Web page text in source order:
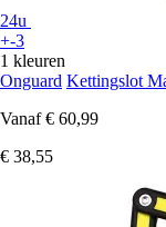
24u
+-3
1 kleuren
Onguard Kettingslot
Vanaf € 60,99
€ 38,55